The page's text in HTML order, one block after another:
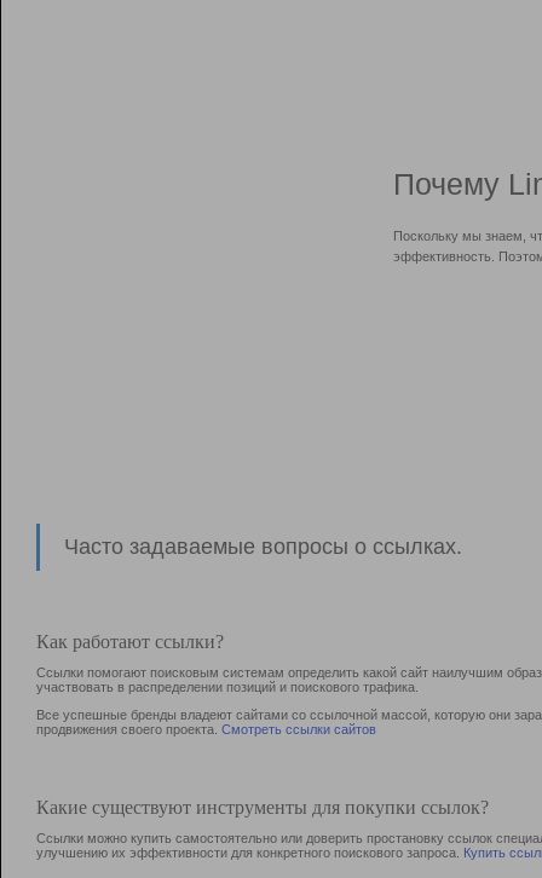
Почему
Поскольку мы знаем,
эффективность.
Часто задаваемые вопросы о ссылках.
Как работают ссылки?
Ссылки помогают поисковым системам определить какой сайт наилучшим
участвовать в раcпределении позиций и поискового трафика.
Все успешные бренды владеют сайтами со ссылочной массой, которую они
продвижения своего проекта. Смотреть ссылки сайтов
Какие существуют инструменты для покупки ссылок?
Ссылки можно купить самостоятельно или доверить простановку ссылок
улучшению их эффективности для конкретного поискового запроса. Купить